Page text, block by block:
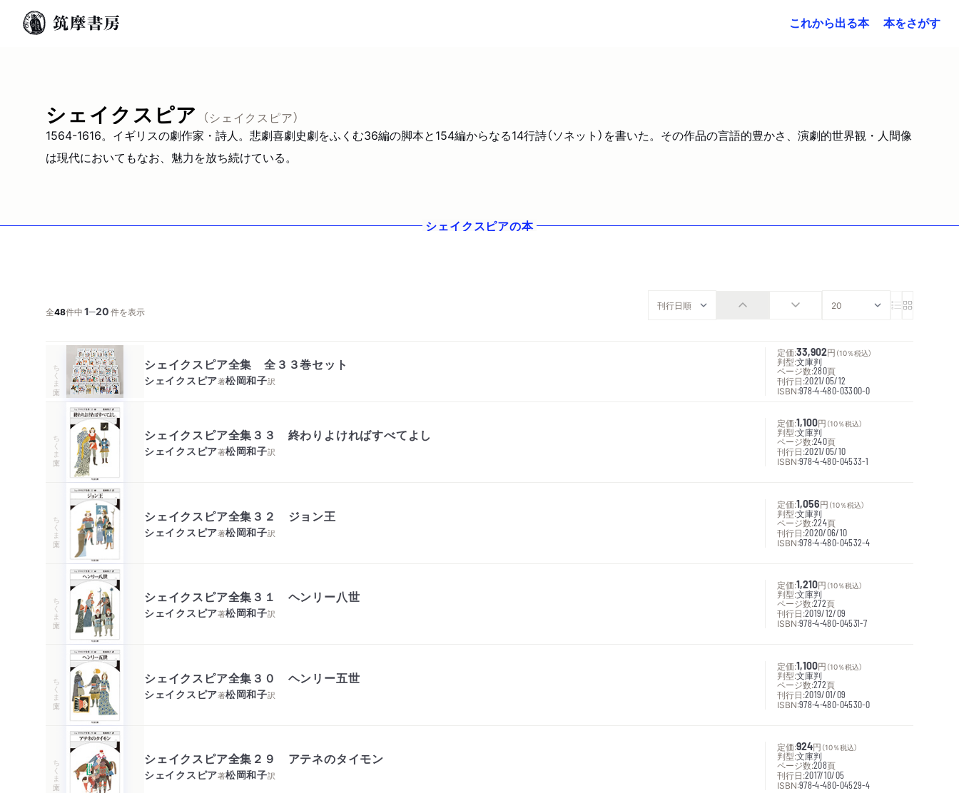
これから出る本 本をさがす
シェイクスピア （シェイクスピア）
1564-1616。イギリスの劇作家・詩人。悲劇喜劇史劇をふくむ36編の脚本と154編からなる14行詩（ソネット）を書いた。その作品の言語的豊かさ、演劇的世界観・人間像
は現代においてもなお、魅力を放ち続けている。
シェイクスピアの本
全48件中1─20件を表示
ちくま文庫 シェイクスピア全集 全３３巻セット
シェイクスピア著松岡和子訳
定価:33,902円 （10％税込）
判型:文庫判
ページ数:280頁
刊行日:2021/05/12
ISBN:978-4-480-03300-0
ちくま文庫 シェイクスピア全集３３ 終わりよければすべてよし
シェイクスピア著松岡和子訳
定価:1,100円 （10％税込）
判型:文庫判
ページ数:240頁
刊行日:2021/05/10
ISBN:978-4-480-04533-1
ちくま文庫 シェイクスピア全集３２ ジョン王
シェイクスピア著松岡和子訳
定価:1,056円 （10％税込）
判型:文庫判
ページ数:224頁
刊行日:2020/06/10
ISBN:978-4-480-04532-4
ちくま文庫 シェイクスピア全集３１ ヘンリー八世
シェイクスピア著松岡和子訳
定価:1,210円 （10％税込）
判型:文庫判
ページ数:272頁
刊行日:2019/12/09
ISBN:978-4-480-04531-7
ちくま文庫 シェイクスピア全集３０ ヘンリー五世
シェイクスピア著松岡和子訳
定価:1,100円 （10％税込）
判型:文庫判
ページ数:272頁
刊行日:2019/01/09
ISBN:978-4-480-04530-0
ちくま文庫 シェイクスピア全集２９ アテネのタイモン
シェイクスピア著松岡和子訳
定価:924円 （10％税込）
判型:文庫判
ページ数:208頁
刊行日:2017/10/05
ISBN:978-4-480-04529-4